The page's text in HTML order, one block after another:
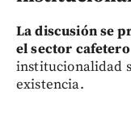
La discusión se
el sector
institucionalidad
existencia.